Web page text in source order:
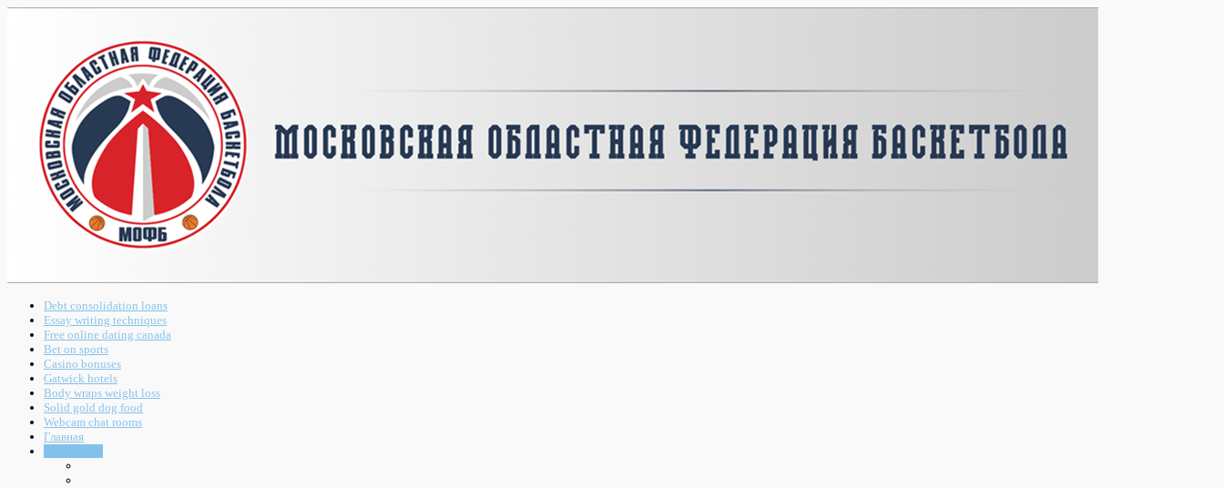
Debt consolidation loans
Essay writing techniques
Free online dating canada
Bet on sports
Casino bonuses
Gatwick hotels
Body wraps weight loss
Solid gold dog food
Webcam chat rooms
Главная